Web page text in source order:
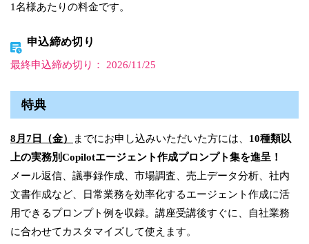
1名様あたりの料金です。
申込締め切り
最終申込締め切り： 2026/11/25
特典
8月7日（金） までにお申し込みいただいた方には、 10種類以
上の実務別Copilotエージェント作成プロンプト集を進呈！
メール返信、議事録作成、市場調査、売上データ分析、社内
文書作成など、日常業務を効率化するエージェント作成に活
用できるプロンプト例を収録。講座受講後すぐに、自社業務
に合わせてカスタマイズして使えます。